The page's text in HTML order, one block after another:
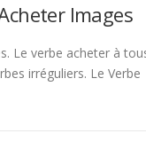
Images
Le verbe acheter à
irréguliers. Le Verbe